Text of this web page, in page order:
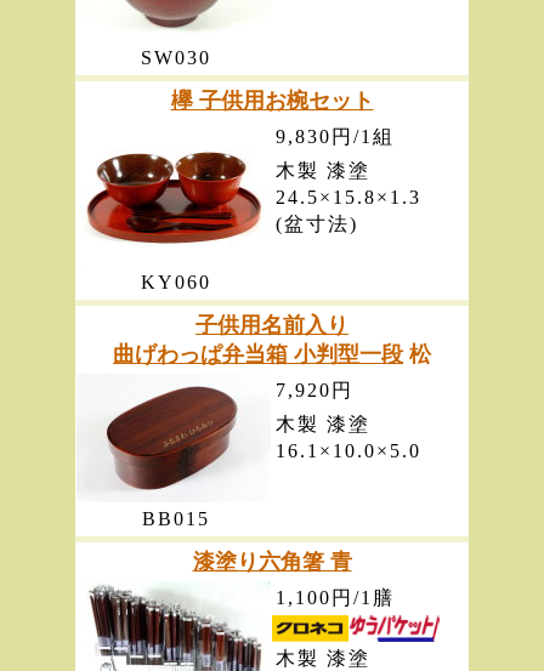
SW030
欅 子供用お椀セット
KY060
9,830円/1組
木製 漆塗
24.5×15.8×1.3
(盆寸法)
子供用名前入り
曲げわっぱ弁当箱 小判型一段 松
BB015
7,920円
木製 漆塗
16.1×10.0×5.0
漆塗り六角箸 青
1,100円/1膳
木製 漆塗